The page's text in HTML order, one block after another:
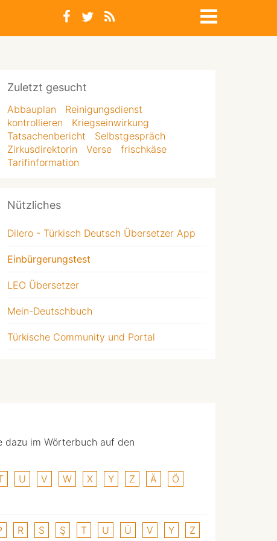
Zuletzt gesucht
Abbauplan
Reinigungsdienst
kontrollieren
Kriegseinwirkung
Tatsachenbericht
Selbstgespräch
Zirkusdirektorin
Verse
frischkäse
Tarifinformation
Nützliches
Dilero - Türkisch Deutsch Übersetzer App
Einbürgerungstest
LEO Übersetzer
Mein-Deutschbuch
Türkische Community und Portal
dazu im Wörterbuch auf den
U V W X Y Z Ä
Ö
R S Ş T U Ü V Y Z